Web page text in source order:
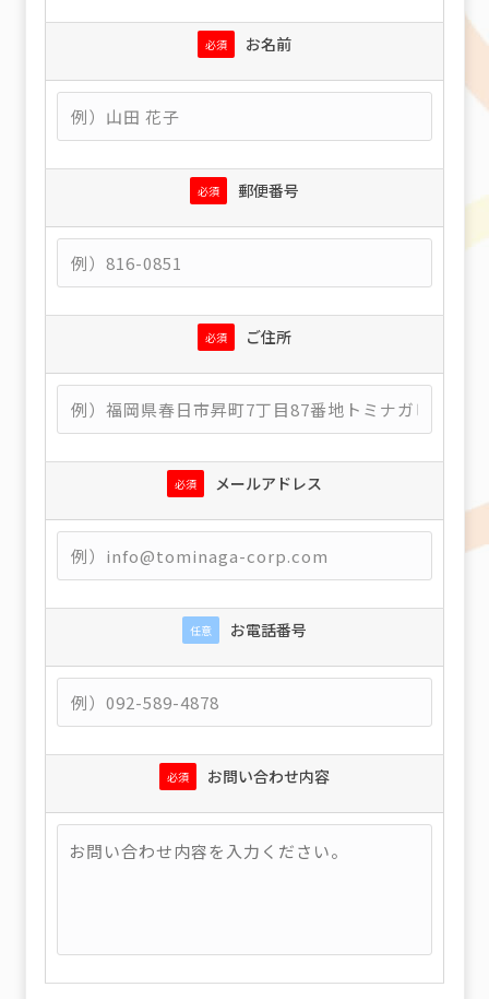
必須 お名前
必須 郵便番号
必須 ご住所
必須 メールアドレス
任意 お電話番号
必須 お問い合わせ内容